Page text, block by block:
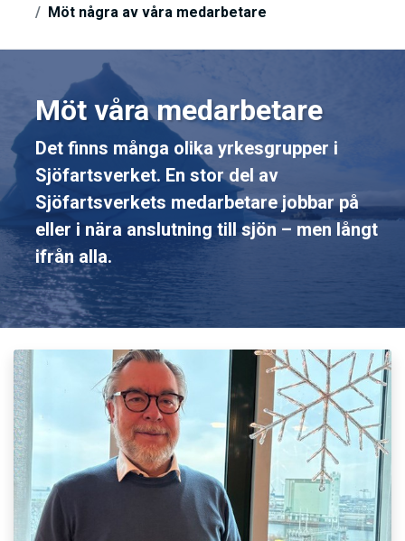
Möt några av våra medarbetare
Möt våra medarbetare
Det finns många olika yrkesgrupper i
Sjöfartsverket. En stor del av
Sjöfartsverkets medarbetare jobbar på
eller i nära anslutning till sjön – men långt
ifrån alla.